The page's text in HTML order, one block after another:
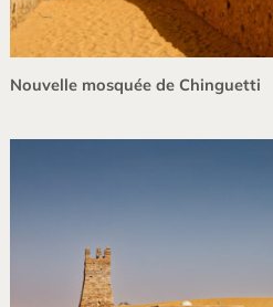
Nouvelle mosquée de Chinguetti